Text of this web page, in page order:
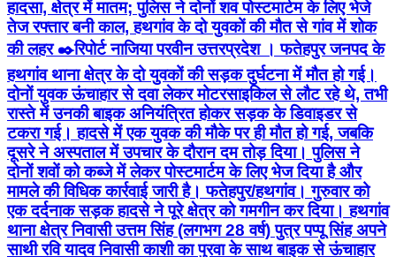
हादसा, क्षेत्र में मातम; पुलिस ने दोनों शव पोस्टमार्टम के लिए भेजे
तेज रफ्तार बनी काल, हथगांव के दो युवकों की मौत से गांव में शोक
की लहर ✒️रिपोर्ट नाजिया परवीन उत्तरप्रदेश । फतेहपुर जनपद के
हथगांव थाना क्षेत्र के दो युवकों की सड़क दुर्घटना में मौत हो गई।
दोनों युवक ऊंचाहार से दवा लेकर मोटरसाइकिल से लौट रहे थे, तभी
रास्ते में उनकी बाइक अनियंत्रित होकर सड़क के डिवाइडर से
टकरा गई। हादसे में एक युवक की मौके पर ही मौत हो गई, जबकि
दूसरे ने अस्पताल में उपचार के दौरान दम तोड़ दिया। पुलिस ने
दोनों शवों को कब्जे में लेकर पोस्टमार्टम के लिए भेज दिया है और
मामले की विधिक कार्रवाई जारी है। फतेहपुर/हथगांव। गुरुवार को
एक दर्दनाक सड़क हादसे ने पूरे क्षेत्र को गमगीन कर दिया। हथगांव
थाना क्षेत्र निवासी उत्तम सिंह (लगभग 28 वर्ष) पुत्र पप्पू सिंह अपने
साथी रवि यादव निवासी काशी का पुरवा के साथ बाइक से ऊंचाहार